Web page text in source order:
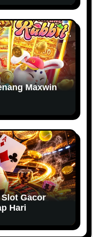
Maxwin
Gacor
Hari